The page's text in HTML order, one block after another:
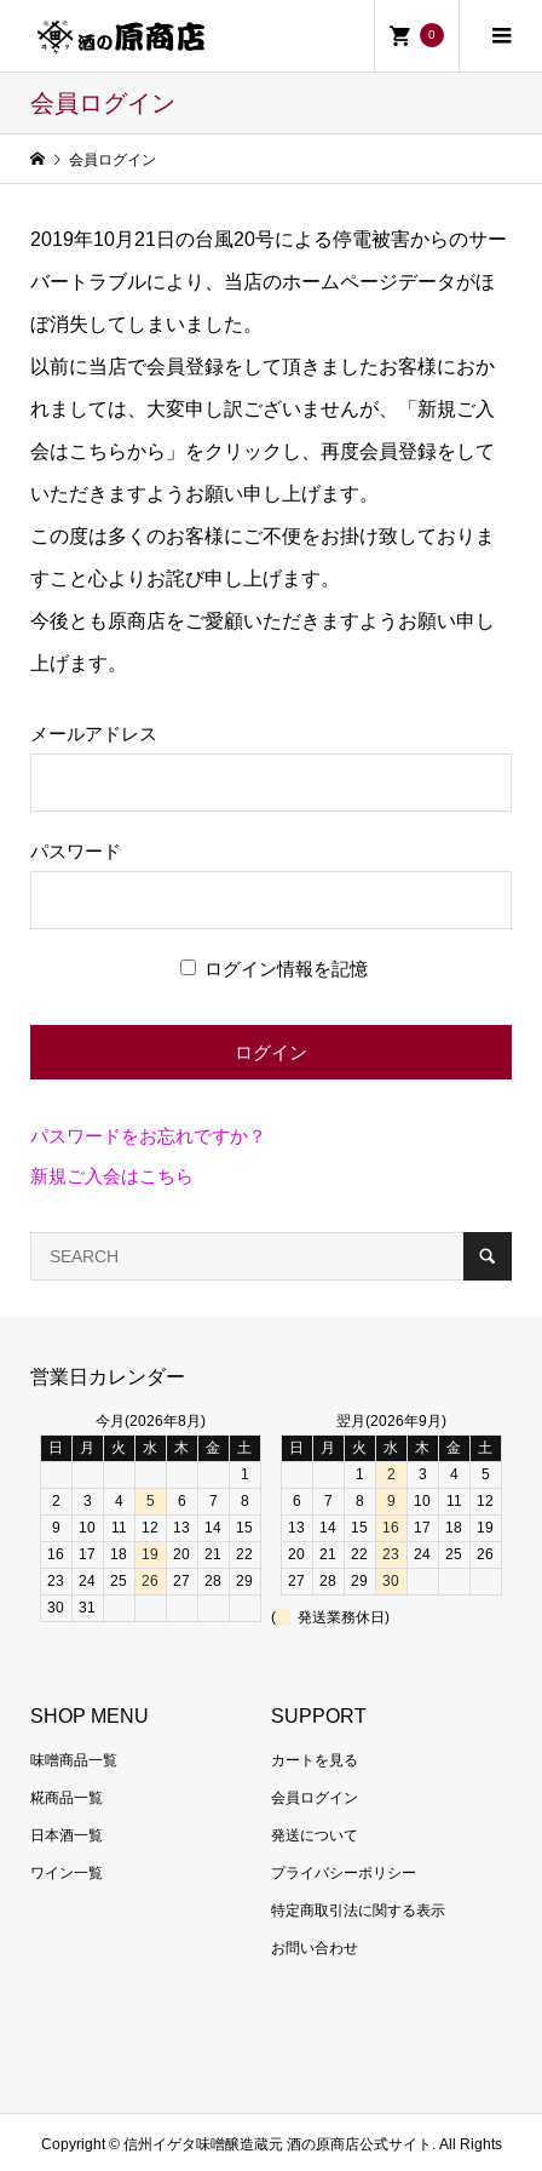
0
会員ログイン
会員ログイン
2019年10月21日の台風20号による停電被害からのサー
バートラブルにより、当店のホームページデータがほ
ぼ消失してしまいました。
以前に当店で会員登録をして頂きましたお客様におか
れましては、大変申し訳ございませんが、「新規ご入
会はこちらから」をクリックし、再度会員登録をして
いただきますようお願い申し上げます。
この度は多くのお客様にご不便をお掛け致しておりま
すこと心よりお詫び申し上げます。
今後とも原商店をご愛顧いただきますようお願い申し
上げます。
メールアドレス
パスワード
ログイン情報を記憶
パスワードをお忘れですか？
新規ご入会はこちら
営業日カレンダー
今月(2026年8月)
日
月 火 水 木 金
土
1
2
3 4 5 6 7
8
9
10 11 12 13 14
15
16
17 18 19 20 21
22
23
24 25 26 27 28
29
30
31
翌月(2026年9月)
日
月 火 水 木 金
土
1
2 3 4
5
6
7 8 9 10 11
12
13
14 15 16 17 18
19
20
21 22 23 24 25
26
27
28 29 30
( 発送業務休日)
SHOP MENU
味噌商品一覧
糀商品一覧
日本酒一覧
ワイン一覧
SUPPORT
カートを見る
会員ログイン
発送について
プライバシーポリシー
特定商取引法に関する表示
お問い合わせ
Copyright ©信州イゲタ味噌醸造蔵元 酒の原商店公式サイト. All Rights
TEL シェア